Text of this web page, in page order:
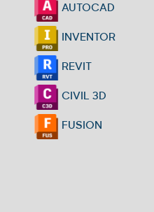
AUTOCAD
INVENTOR
REVIT
CIVIL 3D
FUSION